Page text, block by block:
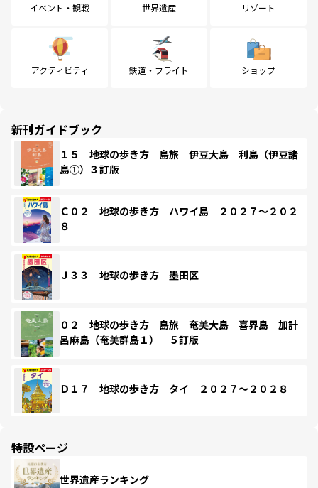
イベント・観戦 世界遺産 リゾート
アクティビティ 鉄道・フライト ショップ
新刊ガイドブック
１５ 地球の歩き方 島旅 伊豆大島 利島（伊豆諸
島①）３訂版
Ｃ０２ 地球の歩き方 ハワイ島 ２０２７～２０２
８
Ｊ３３ 地球の歩き方 墨田区
０２ 地球の歩き方 島旅 奄美大島 喜界島 加計
呂麻島（奄美群島１） ５訂版
Ｄ１７ 地球の歩き方 タイ ２０２７～２０２８
特設ページ
世界遺産ランキング